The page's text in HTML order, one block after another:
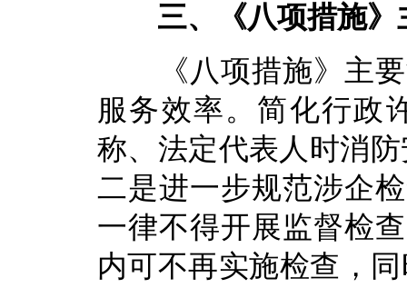
三、《八项措施
《八项措施》主要
服务效率。简化行政
称、法定代表人时消
二是进一步规范涉企
一律不得开展监督检
内可不再实施检查，